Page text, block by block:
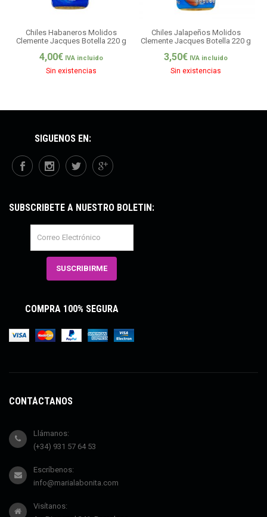
Chiles Habaneros Molidos
Clemente Jacques Botella 220 g
4,00€ IVA incluido
Sin existencias
Chiles Jalapeños Molidos
Clemente Jacques Botella 220 g
3,50€ IVA incluido
Sin existencias
SÍGUENOS EN:
SUBSCRÍBETE A NUESTRO BOLETÍN:
COMPRA 100% SEGURA
CONTÁCTANOS
Llámanos:
(+34) 931 57 64 53
Escríbenos:
info@marialabonita.com
Visítanos: